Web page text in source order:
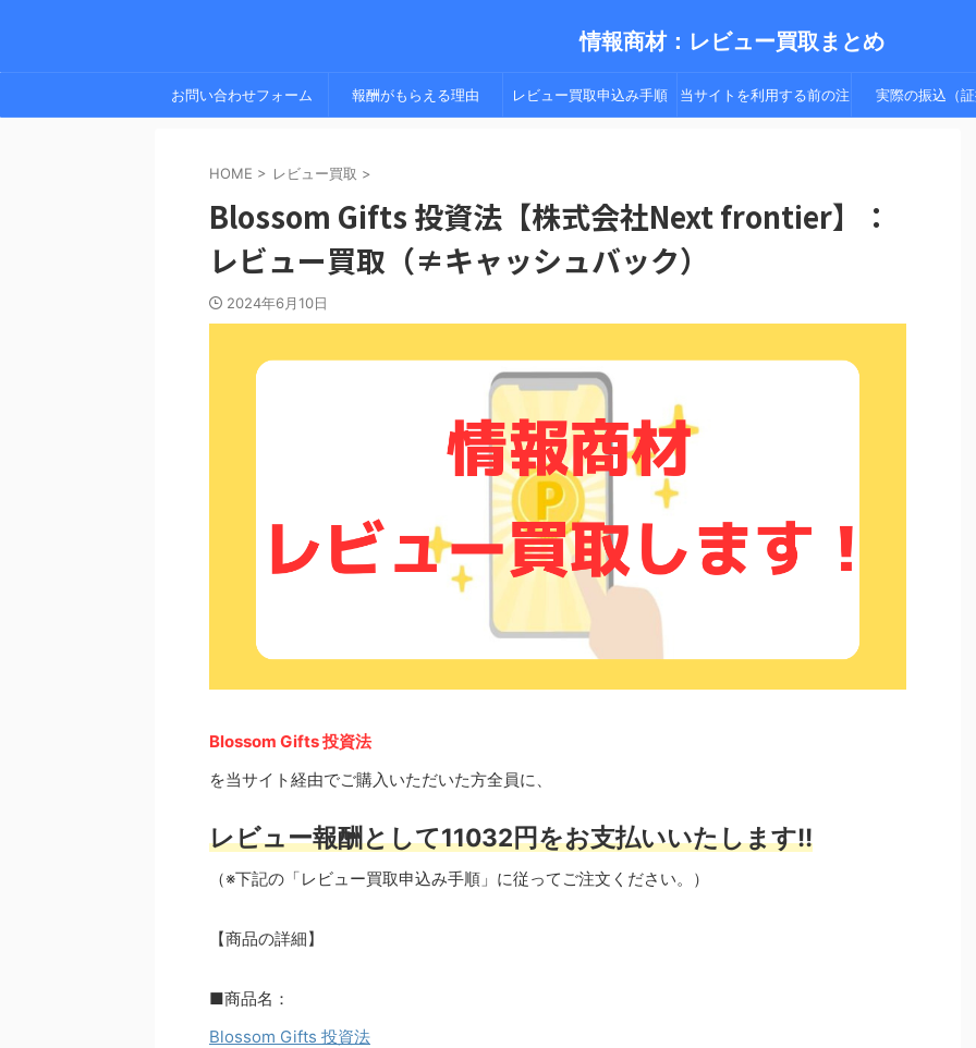
情報商材：レビュー買取まとめ
お問い合わせフォーム 報酬がもらえる理由 レビュー買取申込み手順 当サイトを利用する前の注 実際の振込（証
HOME > レビュー買取 >
Blossom Gifts 投資法【株式会社Next frontier】：
レビュー買取（≠キャッシュバック）
2024年6月10日
Blossom Gifts 投資法
を当サイト経由でご購入いただいた方全員に、
レビュー報酬として11032円をお支払いいたします!!
（※下記の「レビュー買取申込み手順」に従ってご注文ください。）
【商品の詳細】
■商品名：
Blossom Gifts 投資法